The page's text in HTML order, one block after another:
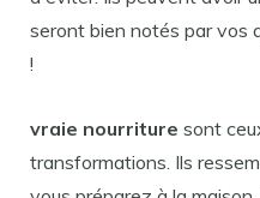
seront bien notés par vos
!
vraie nourriture sont
transformations. Ils